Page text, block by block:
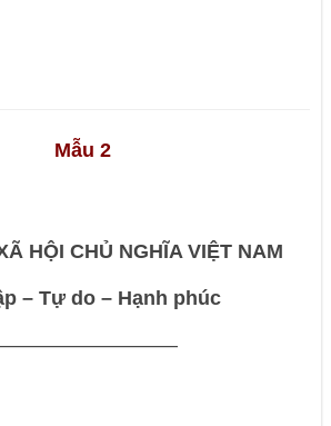
Mẫu 2
HỘI CHỦ NGHĨA VIỆT NAM
– Tự do – Hạnh phúc